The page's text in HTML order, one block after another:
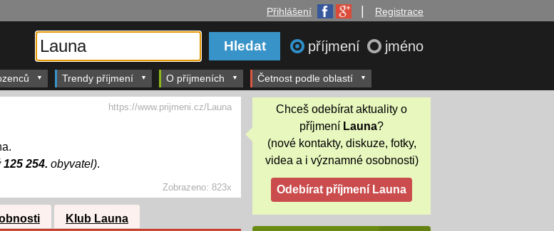
Přihlášení Registrace
příjmení jméno
Trendy příjmení O příjmeních Četnost podle oblastí
Zobrazeno:823x
125 254. obyvatel).
https://www.prijmeni.cz/Launa
Klub Launa
Chceš odebírat aktuality o
příjmení Launa?
(nové kontakty, diskuze, fotky,
videa a i významné osobnosti)